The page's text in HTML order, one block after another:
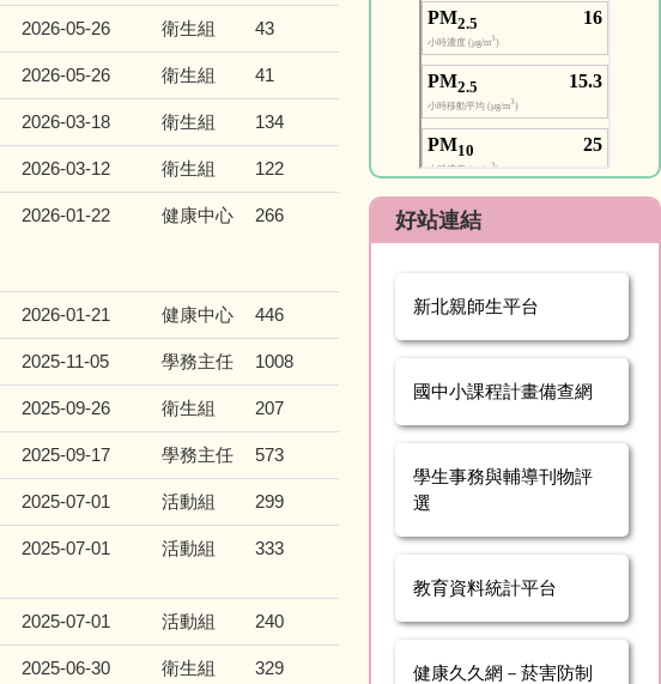
2026-05-26 衛生組 43
2026-05-26 衛生組 41
2026-03-18 衛生組 134
2026-03-12 衛生組 122
2026-01-22 健康中心 266
2026-01-21 健康中心 446
2025-11-05 學務主任 1008
2025-09-26 衛生組 207
2025-09-17 學務主任 573
2025-07-01 活動組 299
2025-07-01 活動組 333
2025-07-01 活動組 240
2025-06-30 衛生組 329
好站連結
新北親師生平台
國中小課程計畫備查網
學生事務與輔導刊物評
選
教育資料統計平台
健康久久網－菸害防制